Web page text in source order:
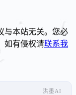
与本站无关。您必
如有侵权请联系我
洪墨AI